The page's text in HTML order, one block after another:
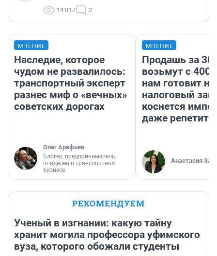
14 017 2
МНЕНИЕ
Наследие, которое
чудом не развалилось:
транспортный эксперт
разнес миф о «вечных»
советских дорогах
Олег Арефьев
Блогер, предприниматель,
владелец в транспортном
бизнесе
МНЕНИЕ
Продашь за
возьмут с
нам готовит
налоговый
коснется
даже
Анастасия
РЕКОМЕНДУЕМ
Ученый в изгнании: какую тайну
хранит могила профессора уфимского
вуза, которого обожали студенты